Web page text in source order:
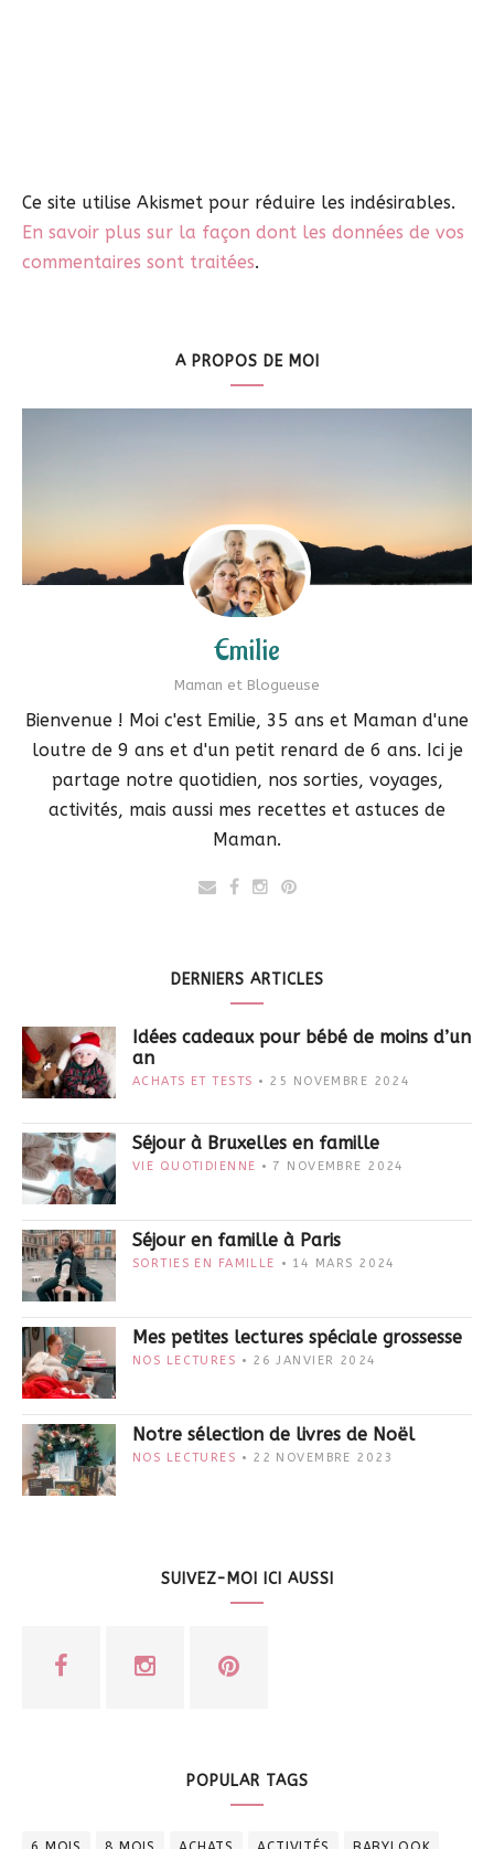
Ce site utilise Akismet pour réduire les indésirables.
En savoir plus sur la façon dont les données de vos
commentaires sont traitées.
A PROPOS DE MOI
Emilie
Maman et Blogueuse
Bienvenue ! Moi c'est Emilie, 35 ans et Maman d'une
loutre de 9 ans et d'un petit renard de 6 ans. Ici je
partage notre quotidien, nos sorties, voyages,
activités, mais aussi mes recettes et astuces de
Maman.
DERNIERS ARTICLES
Idées cadeaux pour bébé de moins d’un
an
ACHATS ET TESTS 25 NOVEMBRE 2024
Séjour à Bruxelles en famille
VIE QUOTIDIENNE 7 NOVEMBRE 2024
Séjour en famille à Paris
SORTIES EN FAMILLE 14 MARS 2024
Mes petites lectures spéciale grossesse
NOS LECTURES 26 JANVIER 2024
Notre sélection de livres de Noël
NOS LECTURES 22 NOVEMBRE 2023
SUIVEZ-MOI ICI AUSSI
POPULAR TAGS